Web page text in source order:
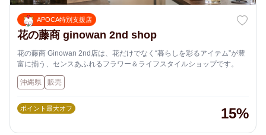
APOCA特別支援店
花の藤商 ginowan 2nd shop
花の藤商 Ginowan 2nd店は、花だけでなく“暮らしを彩るアイテム”が豊
富に揃う、センスあふれるフラワー＆ライフスタイルショップです。
沖縄県 販売
ポイント最大オフ 15%